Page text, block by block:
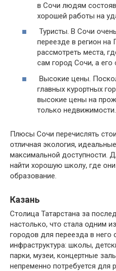
в Сочи людям
хорошей работы на
Туристы. В Сочи
переезде в регион
рассмотреть места,
сам город Сочи, а его
Высокие цены.
главных курортных
высокие цены на
только недвижимости.
Плюсы Сочи перечислять
отличная экология,
максимальной доступности.
найти хорошую школу, где они
образование.
Казань
Столица Татарстана за
настолько, что стала одним
городов для переезда в него
инфраструктура: школы,
парки, музеи, концертные
непременно потребуется для